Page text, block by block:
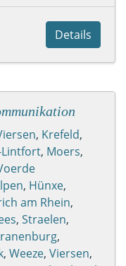
Details
, Krefeld,
Lintfort, Moers,
, Hünxe,
am Rhein,
, Straelen,
,
, Weeze, Viersen,